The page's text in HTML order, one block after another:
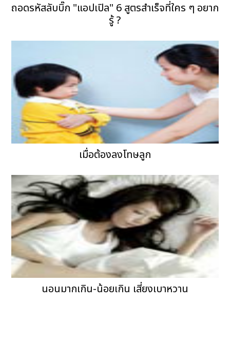
ถอดรหัสลับบิ๊ก "แอปเปิล" 6 สูตรสำเร็จที่ใคร ๆ อยาก
รู้ ?
เมื่อต้องลงโทษลูก
นอนมากเกิน-น้อยเกิน เสี่ยงเบาหวาน